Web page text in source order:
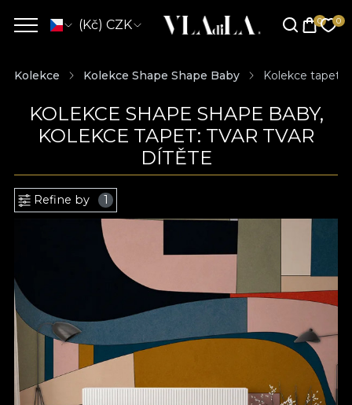
(Kč) CZK
Kolekce Kolekce Shape Shape Baby Kolekce tapet:
KOLEKCE SHAPE SHAPE BABY,
KOLEKCE TAPET: TVAR TVAR
DÍTĚTE
Refine by 1